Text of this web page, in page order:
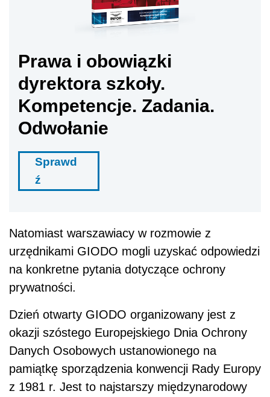
Prawa i obowiązki
dyrektora szkoły.
Kompetencje. Zadania.
Odwołanie
Sprawd
ź
Natomiast warszawiacy w rozmowie z
urzędnikami GIODO mogli uzyskać odpowiedzi
na konkretne pytania dotyczące ochrony
prywatności.
Dzień otwarty GIODO organizowany jest z
okazji szóstego Europejskiego Dnia Ochrony
Danych Osobowych ustanowionego na
pamiątkę sporządzenia konwencji Rady Europy
z 1981 r. Jest to najstarszy międzynarodowy